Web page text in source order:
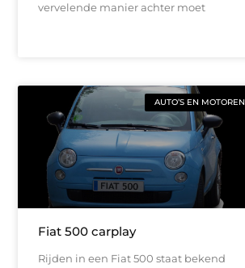
vervelende manier achter moet
AUTO’S EN MOTOREN
Fiat 500 carplay
Rijden in een Fiat 500 staat bekend